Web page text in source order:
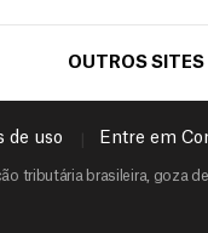
OUTROS SITES
de uso Entre em
tributária brasileira, goza